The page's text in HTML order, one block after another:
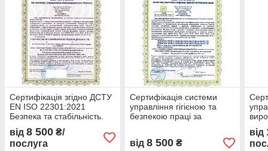
Сертифікація згідно ДСТУ
EN ISO 22301:2021
Безпека та стабільність.
Системи управління
неперервністю бізнесу.
Вимоги
від 8 500 ₴/
послуга
Сертифікація системи
управління гігієною та
безпекою праці за
від 8 500₴
від